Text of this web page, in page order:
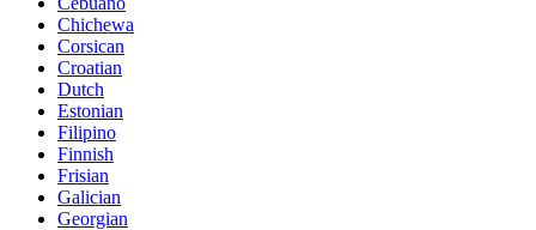
Chichewa
Corsican
Croatian
Dutch
Estonian
Filipino
Finnish
Frisian
Galician
Georgian